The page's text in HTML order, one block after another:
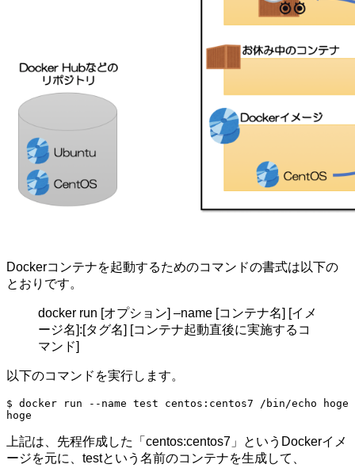
Dockerコンテナを起動するためのコマンドの書式は以下の
とおりです。
docker run [オプション] –name [コンテナ名] [イメ
ージ名]:[タグ名] [コンテナ起動直後に実施するコ
マンド]
以下のコマンドを実行します。
$ docker run --name test centos:centos7 /bin/echo hoge
hoge
上記は、先程作成した「centos:centos7」というDockerイメ
ージを元に、testという名前のコンテナを生成して、